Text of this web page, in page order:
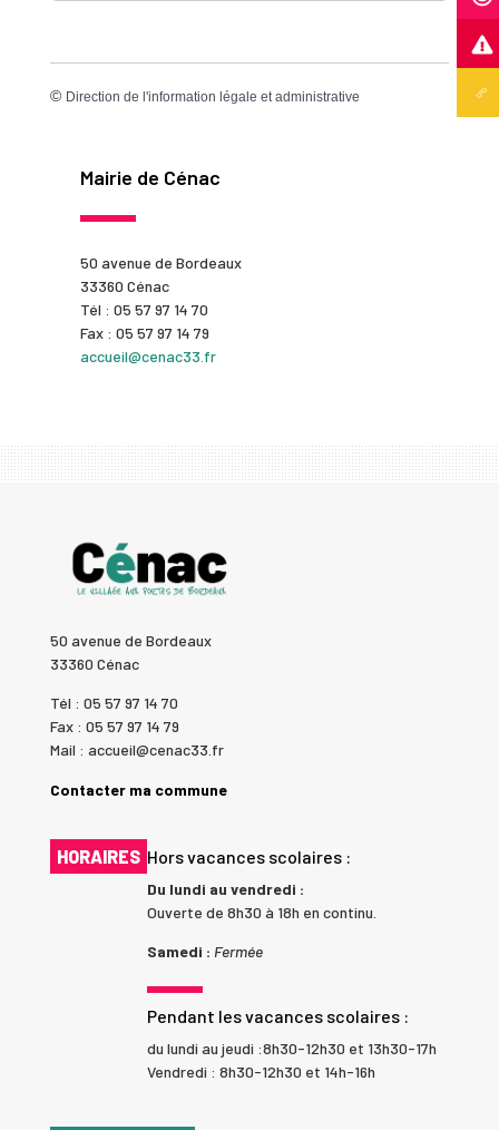
© Direction de l'information légale et administrative
Mairie de Cénac
50 avenue de Bordeaux
33360 Cénac
Tél : 05 57 97 14 70
Fax : 05 57 97 14 79
accueil@cenac33.fr
50 avenue de Bordeaux
33360 Cénac
Tél : 05 57 97 14 70
Fax : 05 57 97 14 79
Mail : accueil@cenac33.fr
Contacter ma commune
HORAIRES Hors vacances scolaires :
Du lundi au vendredi :
Ouverte de 8h30 à 18h en continu.
Samedi : Fermée
Pendant les vacances scolaires :
du lundi au jeudi :8h30-12h30 et 13h30-17h
Vendredi : 8h30-12h30 et 14h-16h